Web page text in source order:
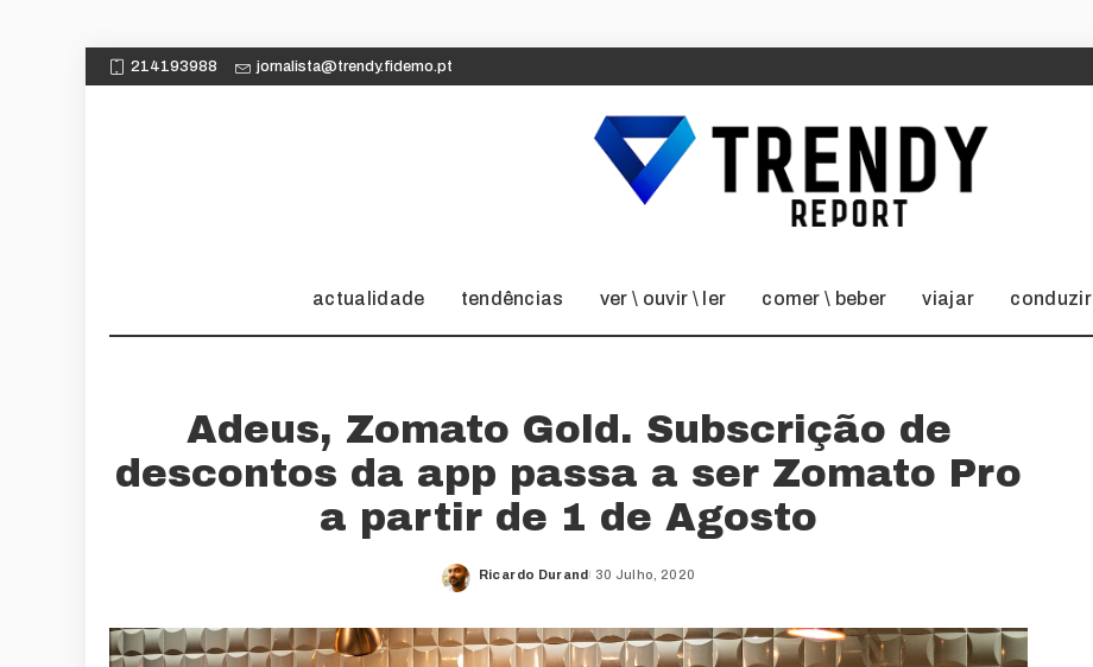
214193988 jornalista@trendy.fidemo.pt
actualidade tendências ver \ ouvir \ ler comer \ beber viajar conduzir
Adeus, Zomato Gold. Subscrição de
descontos da app passa a ser Zomato Pro
a partir de 1 de Agosto
Posted
Ricardo Durand 30 Julho, 2020